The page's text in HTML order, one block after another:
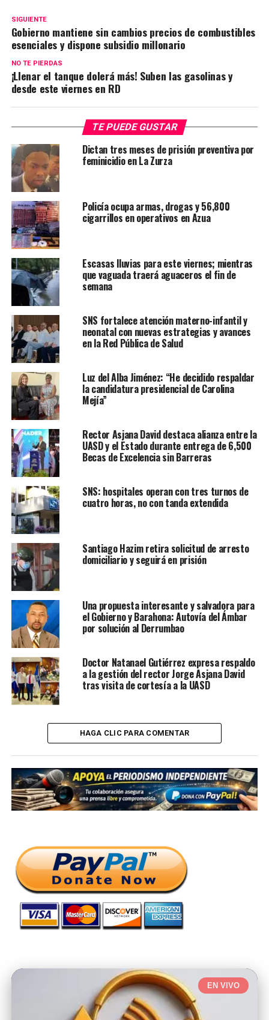
SIGUIENTE
Gobierno mantiene sin cambios precios de combustibles
esenciales y dispone subsidio millonario
NO TE PIERDAS
¡Llenar el tanque dolerá más! Suben las gasolinas y
desde este viernes en RD
TE PUEDE GUSTAR
Dictan tres meses de prisión preventiva por
feminicidio en La Zurza
Policía ocupa armas, drogas y 56,800
cigarrillos en operativos en Azua
Escasas lluvias para este viernes; mientras
que vaguada traerá aguaceros el fin de
semana
SNS fortalece atención materno-infantil y
neonatal con nuevas estrategias y avances
en la Red Pública de Salud
Luz del Alba Jiménez: “He decidido respaldar
la candidatura presidencial de Carolina
Mejía”
Rector Asjana David destaca alianza entre la
UASD y el Estado durante entrega de 6,500
Becas de Excelencia sin Barreras
SNS: hospitales operan con tres turnos de
cuatro horas, no con tanda extendida
Santiago Hazim retira solicitud de arresto
domiciliario y seguirá en prisión
Una propuesta interesante y salvadora para
el Gobierno y Barahona: Autovía del Ámbar
por solución al Derrumbao
Doctor Natanael Gutiérrez expresa respaldo
a la gestión del rector Jorge Asjana David
tras visita de cortesía a la UASD
HAGA CLIC PARA COMENTAR
EN VIVO